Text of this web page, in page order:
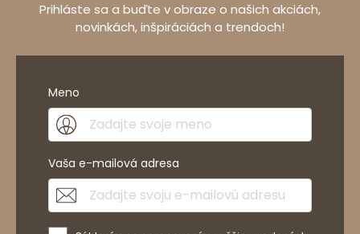
Prihláste sa a buďte v obraze o našich akciách,
novinkách, inšpiráciách a trendoch!
Meno
Vaša e-mailová adresa